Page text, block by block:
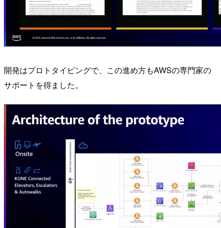
開発はプロトタイピングで、この進め方もAWSの専門家の
サポートを得ました。